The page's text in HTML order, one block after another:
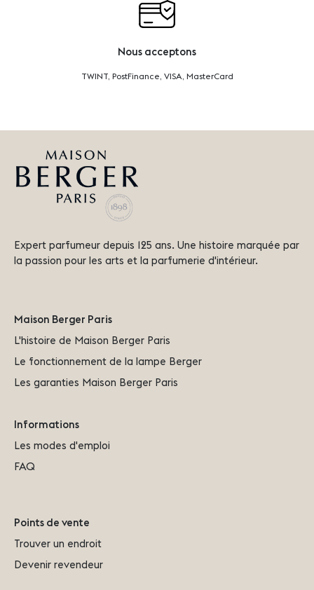
Nous acceptons
TWINT, PostFinance, VISA, MasterCard
Expert parfumeur depuis 125 ans. Une histoire marquée par
la passion pour les arts et la parfumerie d'intérieur.
Maison Berger Paris
L'histoire de Maison Berger Paris
Le fonctionnement de la lampe Berger
Les garanties Maison Berger Paris
Informations
Les modes d'emploi
FAQ
Points de vente
Trouver un endroit
Devenir revendeur